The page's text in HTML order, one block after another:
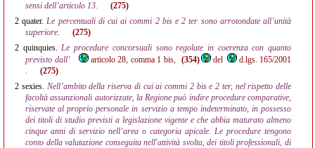
sensi dell’articolo 13.
(275)
2 quater.Le percentuali di cui ai commi 2 bis e 2 ter sono arrotondate all’unità
superiore.
(275)
2 quinquies.Le procedure concorsuali sono regolate in coerenza con quanto
previsto dall’
articolo 28, comma 1 bis, (354) del
d.lgs. 165/2001
.
(275)
2 sexies. Nell’ambito della riserva di cui ai commi 2 bis e 2 ter, nel rispetto delle
facoltà assunzionali autorizzate, la Regione può indire procedure comparative,
riservate al proprio personale in servizio a tempo indeterminato, in possesso
dei titoli di studio previsti a legislazione vigente e che abbia maturato almeno
cinque anni di servizio nell’area o categoria apicale. Le procedure tengono
conto della valutazione conseguita nell'attività svolta, dei titoli professionali, di